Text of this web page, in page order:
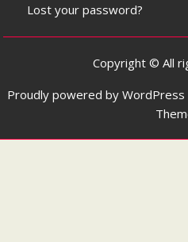
Lost your password?
Copyright © All
Proudly powered by WordPress